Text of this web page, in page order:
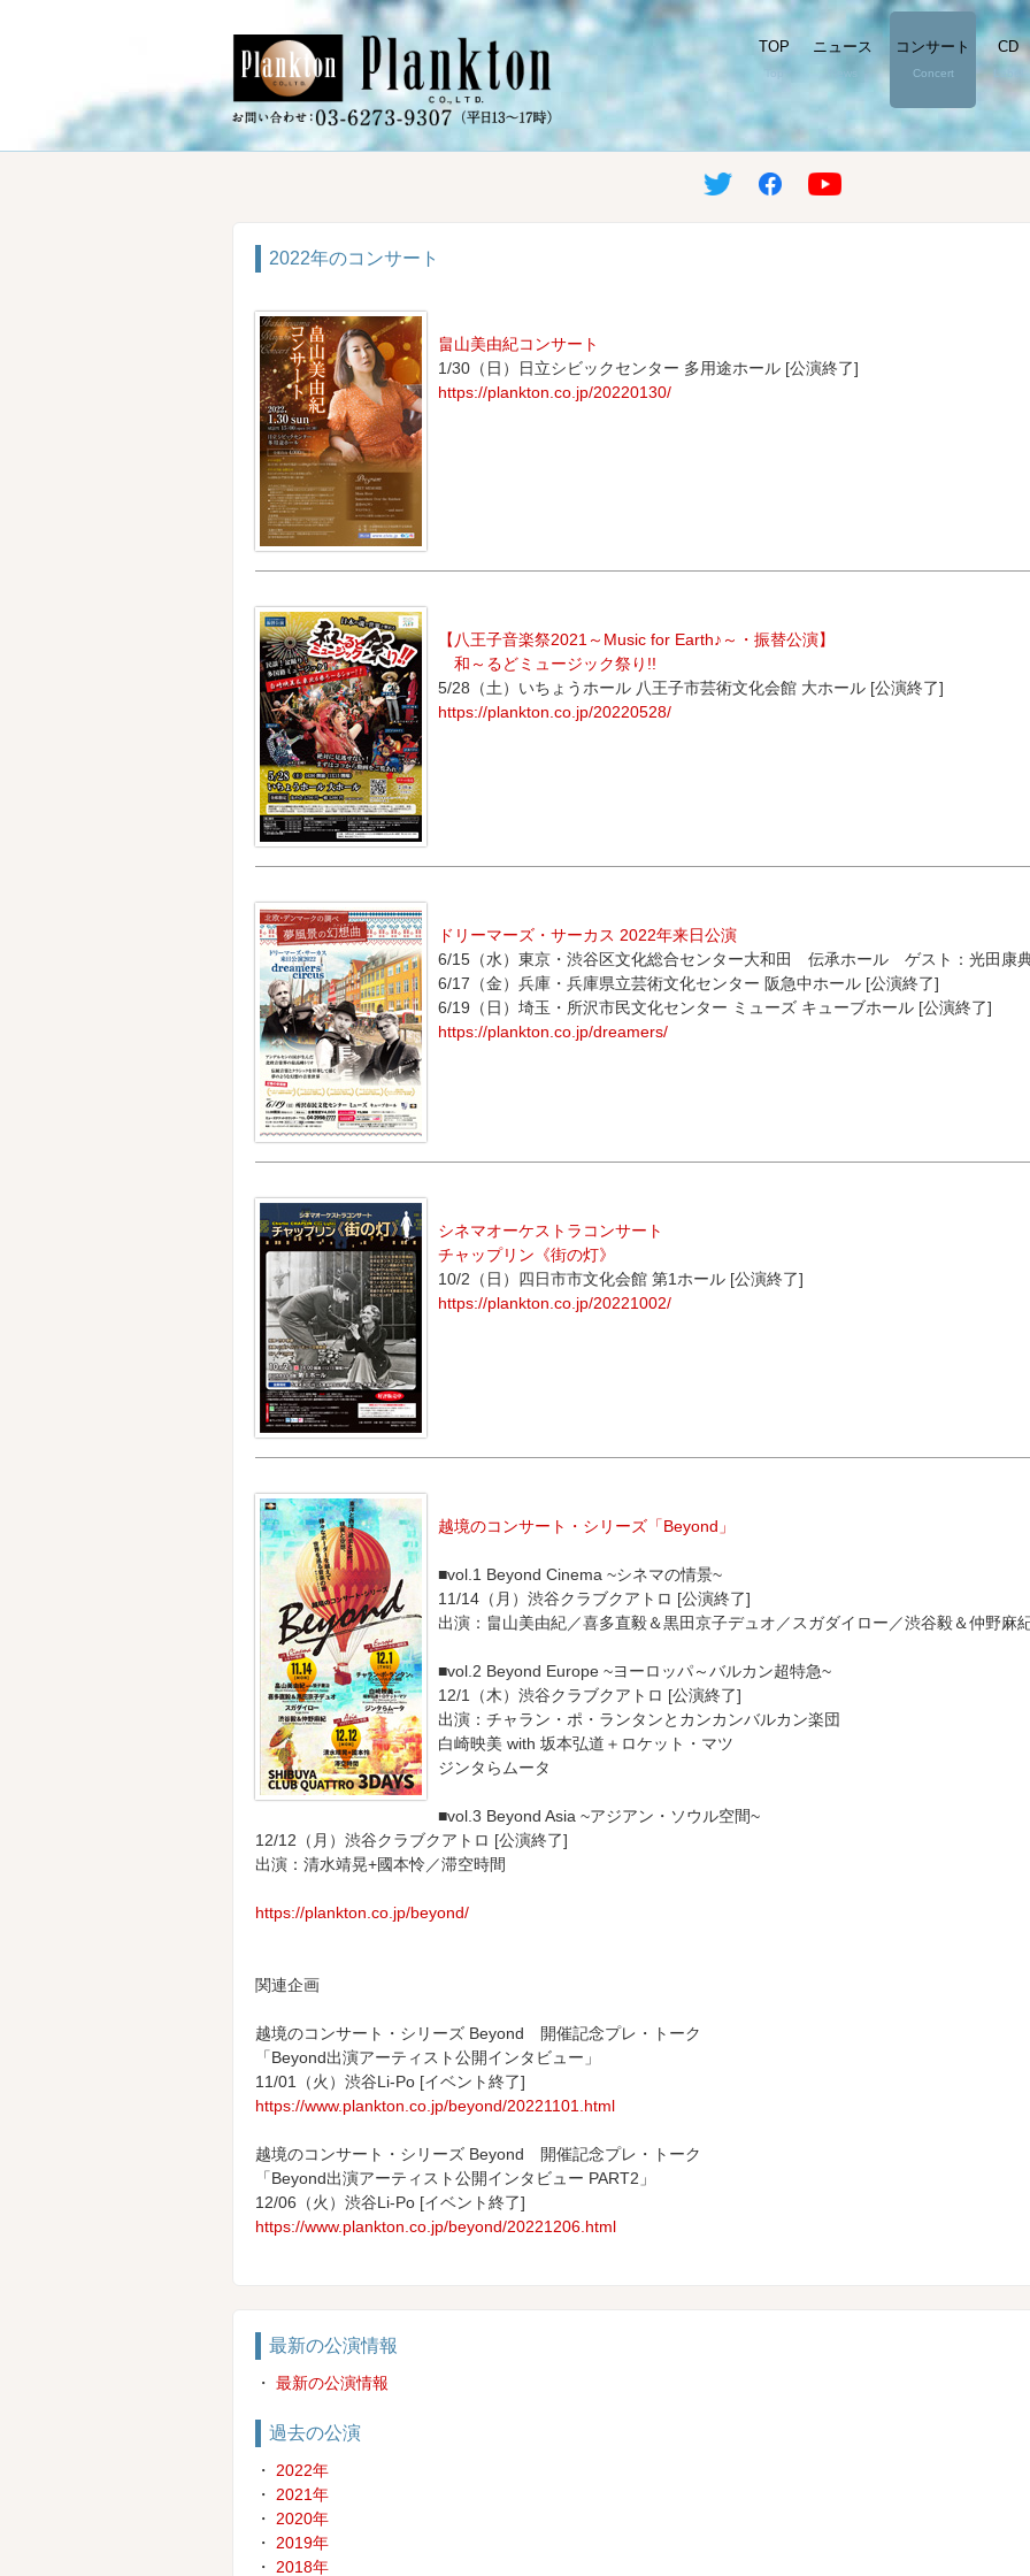
TOP
Top
ニュース コンサート
Concert
CD
2022年のコンサート
畠山美由紀コンサート
1/30（日）日立シビックセンター 多用途ホール [公演終了]
https://plankton.co.jp/20220130/
【八王子音楽祭2021～Music for Earth♪～・振替公演】
和～るどミュージック祭り!!
5/28（土）いちょうホール 八王子市芸術文化会館 大ホール [公演終了]
https://plankton.co.jp/20220528/
ドリーマーズ・サーカス 2022年来日公演
6/15（水）東京・渋谷区文化総合センター大和田 伝承ホール ゲスト：光田康
6/17（金）兵庫・兵庫県立芸術文化センター 阪急中ホール [公演終了]
6/19（日）埼玉・所沢市民文化センター ミューズ キューブホール [公演終了]
https://plankton.co.jp/dreamers/
シネマオーケストラコンサート
チャップリン《街の灯》
10/2（日）四日市市文化会館 第1ホール [公演終了]
https://plankton.co.jp/20221002/
越境のコンサート・シリーズ「Beyond」
■vol.1 Beyond Cinema ~シネマの情景~
11/14（月）渋谷クラブクアトロ [公演終了]
出演：畠山美由紀／喜多直毅＆黒田京子デュオ／スガダイロー／渋谷毅＆仲野麻
■vol.2 Beyond Europe ~ヨーロッパ～バルカン超特急~
12/1（木）渋谷クラブクアトロ [公演終了]
出演：チャラン・ポ・ランタンとカンカンバルカン楽団
白崎映美 with 坂本弘道＋ロケット・マツ
ジンタらムータ
■vol.3 Beyond Asia ~アジアン・ソウル空間~
12/12（月）渋谷クラブクアトロ [公演終了]
出演：清水靖晃+國本怜／滞空時間
https://plankton.co.jp/beyond/
関連企画
越境のコンサート・シリーズ Beyond 開催記念プレ・トーク
「Beyond出演アーティスト公開インタビュー」
11/01（火）渋谷Li-Po [イベント終了]
https://www.plankton.co.jp/beyond/20221101.html
越境のコンサート・シリーズ Beyond 開催記念プレ・トーク
「Beyond出演アーティスト公開インタビュー PART2」
12/06（火）渋谷Li-Po [イベント終了]
https://www.plankton.co.jp/beyond/20221206.html
最新の公演情報
・ 最新の公演情報
過去の公演
・
2022年
・
2021年
・
2020年
・
2019年
・
2018年